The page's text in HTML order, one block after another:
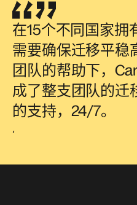
在15个不同国家拥
需要确保迁移平稳
团队的帮助下，
成了整支团队的迁
的支持，24/7。